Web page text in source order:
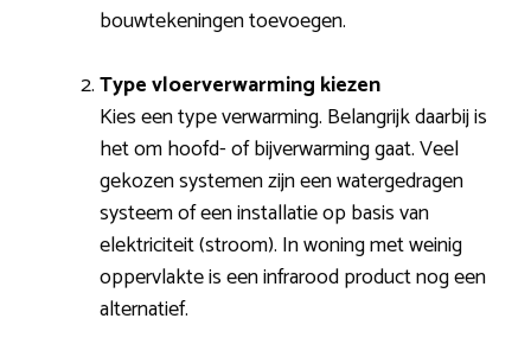
bouwtekeningen toevoegen.
Type vloerverwarming kiezen
Kies een type verwarming. Belangrijk daarbij is
het om hoofd- of bijverwarming gaat. Veel
gekozen systemen zijn een watergedragen
systeem of een installatie op basis van
elektriciteit (stroom). In woning met weinig
oppervlakte is een infrarood product nog een
alternatief.